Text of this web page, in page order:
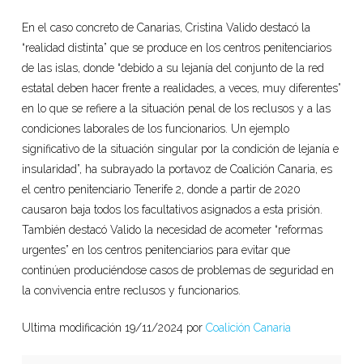
En el caso concreto de Canarias, Cristina Valido destacó la
“realidad distinta” que se produce en los centros penitenciarios
de las islas, donde “debido a su lejanía del conjunto de la red
estatal deben hacer frente a realidades, a veces, muy diferentes”
en lo que se refiere a la situación penal de los reclusos y a las
condiciones laborales de los funcionarios. Un ejemplo
significativo de la situación singular por la condición de lejanía e
insularidad”, ha subrayado la portavoz de Coalición Canaria, es
el centro penitenciario Tenerife 2, donde a partir de 2020
causaron baja todos los facultativos asignados a esta prisión.
También destacó Valido la necesidad de acometer “reformas
urgentes” en los centros penitenciarios para evitar que
continúen produciéndose casos de problemas de seguridad en
la convivencia entre reclusos y funcionarios.
Ultima modificación 19/11/2024 por Coalición Canaria